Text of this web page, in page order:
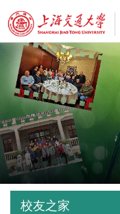
校友之家